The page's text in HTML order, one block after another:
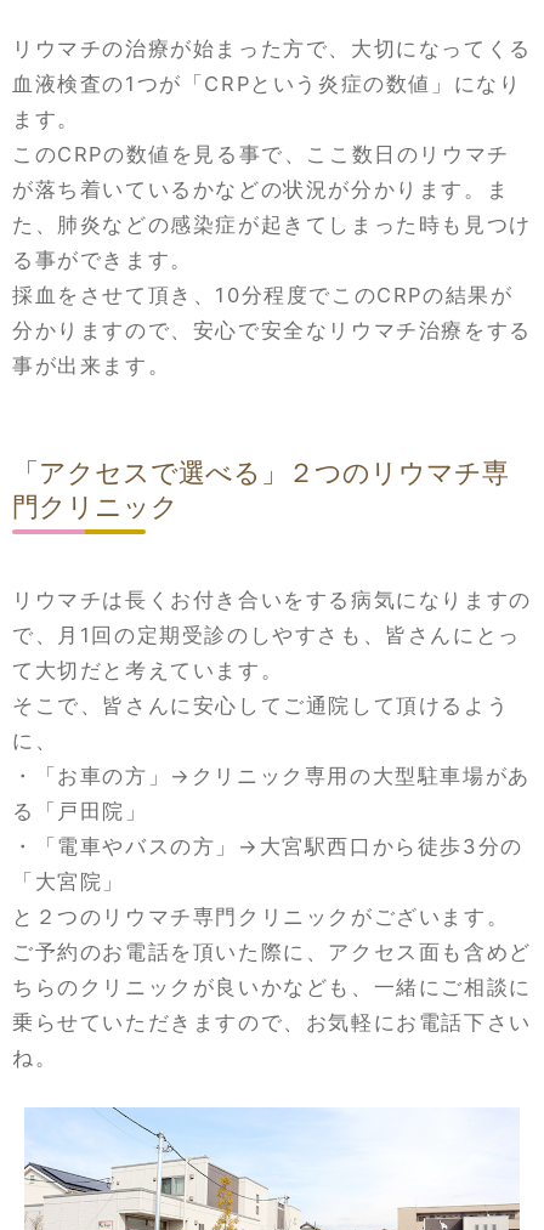
リウマチの治療が始まった方で、大切になってくる
血液検査の1つが「CRPという炎症の数値」になり
ます。
このCRPの数値を見る事で、ここ数日のリウマチ
が落ち着いているかなどの状況が分かります。ま
た、肺炎などの感染症が起きてしまった時も見つけ
る事ができます。
採血をさせて頂き、10分程度でこのCRPの結果が
分かりますので、安心で安全なリウマチ治療をする
事が出来ます。
「アクセスで選べる」２つのリウマチ専
門クリニック
リウマチは長くお付き合いをする病気になりますの
で、月1回の定期受診のしやすさも、皆さんにとっ
て大切だと考えています。
そこで、皆さんに安心してご通院して頂けるよう
に、
・「お車の方」→クリニック専用の大型駐車場があ
る「戸田院」
・「電車やバスの方」→大宮駅西口から徒歩3分の
「大宮院」
と２つのリウマチ専門クリニックがございます。
ご予約のお電話を頂いた際に、アクセス面も含めど
ちらのクリニックが良いかなども、一緒にご相談に
乗らせていただきますので、お気軽にお電話下さい
ね。